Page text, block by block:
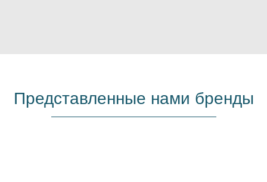
Представленные нами бренды